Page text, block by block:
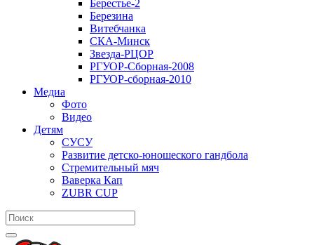
Берестье-2
Березина
Витебчанка
СКА-Минск
Звезда-РЦОР
РГУОР-Сборная-2008
РГУОР-сборная-2010
Медиа
Фото
Видео
Детям
СУСУ
Развитие детско-юношеского гандбола
Стремительный мяч
Ваверка Кап
ZUBR CUP